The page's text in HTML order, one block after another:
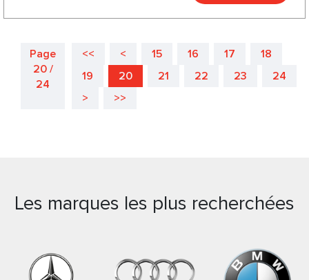
Page
20 /
24
<< < 15 16 17
18
19
20 21 22 23
24
>
>>
Les marques les plus recherchées